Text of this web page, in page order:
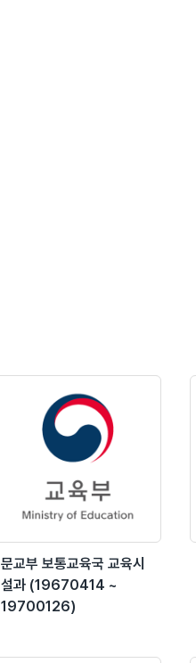
문교부 보통교육국 교육시
설과 (19670414 ~
19700126)